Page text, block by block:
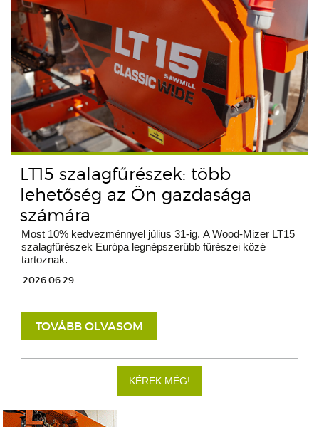
LT15 szalagfűrészek: több
lehetőség az Ön gazdasága
számára
Most 10% kedvezménnyel július 31-ig. A Wood-Mizer LT15
szalagfűrészek Európa legnépszerűbb fűrészei közé
tartoznak.
2026.06.29.
TOVÁBB OLVASOM
KÉREK MÉG!